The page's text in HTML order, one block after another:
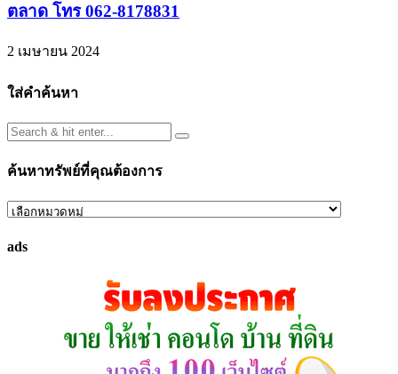
ตลาด โทร 062-8178831
2 เมษายน 2024
ใส่คำค้นหา
ค้นหาทรัพย์ที่คุณต้องการ
ค้นหา
ที่
ads